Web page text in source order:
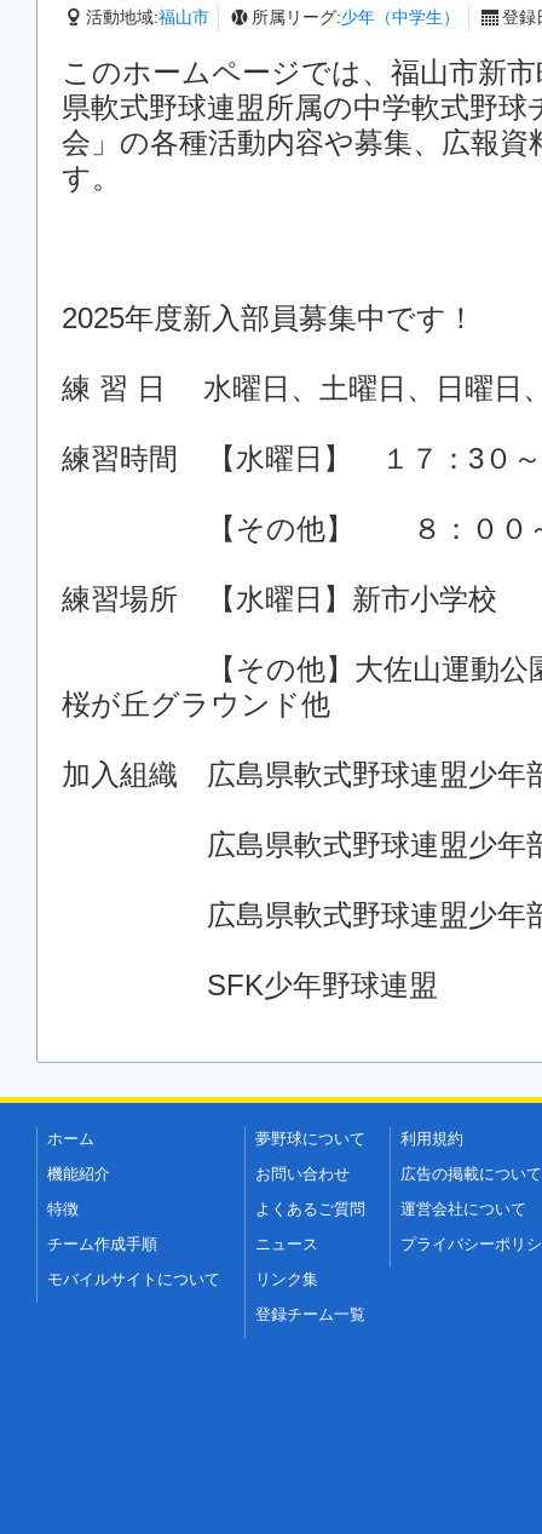
活動地域:福山市 所属リーグ:少年（中学生） 登録
このホームページでは、福山市新
県軟式野球連盟所属の中学軟式野球
会」の各種活動内容や募集、広報
す。
2025年度新入部員募集中です！
練 習 日 水曜日、土曜日、日曜日
練習時間 【水曜日】 １７：3０～
【その他】 ８：００～
練習場所 【水曜日】新市小学校
【その他】大佐山運動公園
桜が丘グラウンド他
加入組織 広島県軟式野球連盟
広島県軟式野球連盟少年部
広島県軟式野球連盟少年部
SFK少年野球連盟
ホーム
機能紹介
特徴
チーム作成手順
モバイルサイトについて
夢野球について
お問い合わせ
よくあるご質問
ニュース
リンク集
登録チーム一覧
利用規約
広告の掲載について
運営会社について
プライバシーポリ